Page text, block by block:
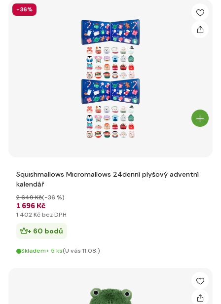
-36%
Squishmallows Micromallows 24denní plyšový adventní
kalendář
1 696 Kč
2 649 Kč(-36 %)
1 402 Kč bez DPH
+ 60 bodů
Skladem> 5 ks(U vás 11.08.)